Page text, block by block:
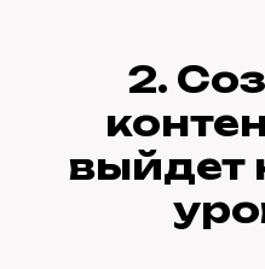
2.
выйдет